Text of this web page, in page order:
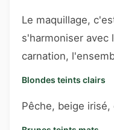
Le maquillage,
s'harmoniser avec
carnation,
Blondes teints clairs
Pêche, beige irisé,